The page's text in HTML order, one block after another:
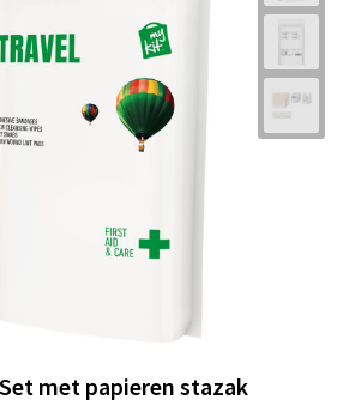
met papieren stazak